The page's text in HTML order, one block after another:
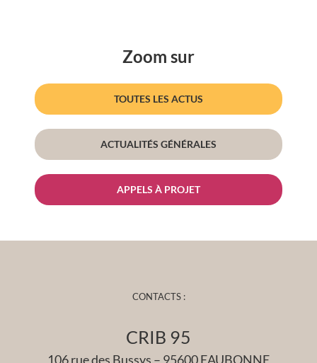
Zoom sur
TOUTES LES ACTUS
ACTUALITÉS GÉNÉRALES
APPELS À PROJET
CONTACTS :
CRIB 95
106 rue des Bussys – 95600 EAUBONNE